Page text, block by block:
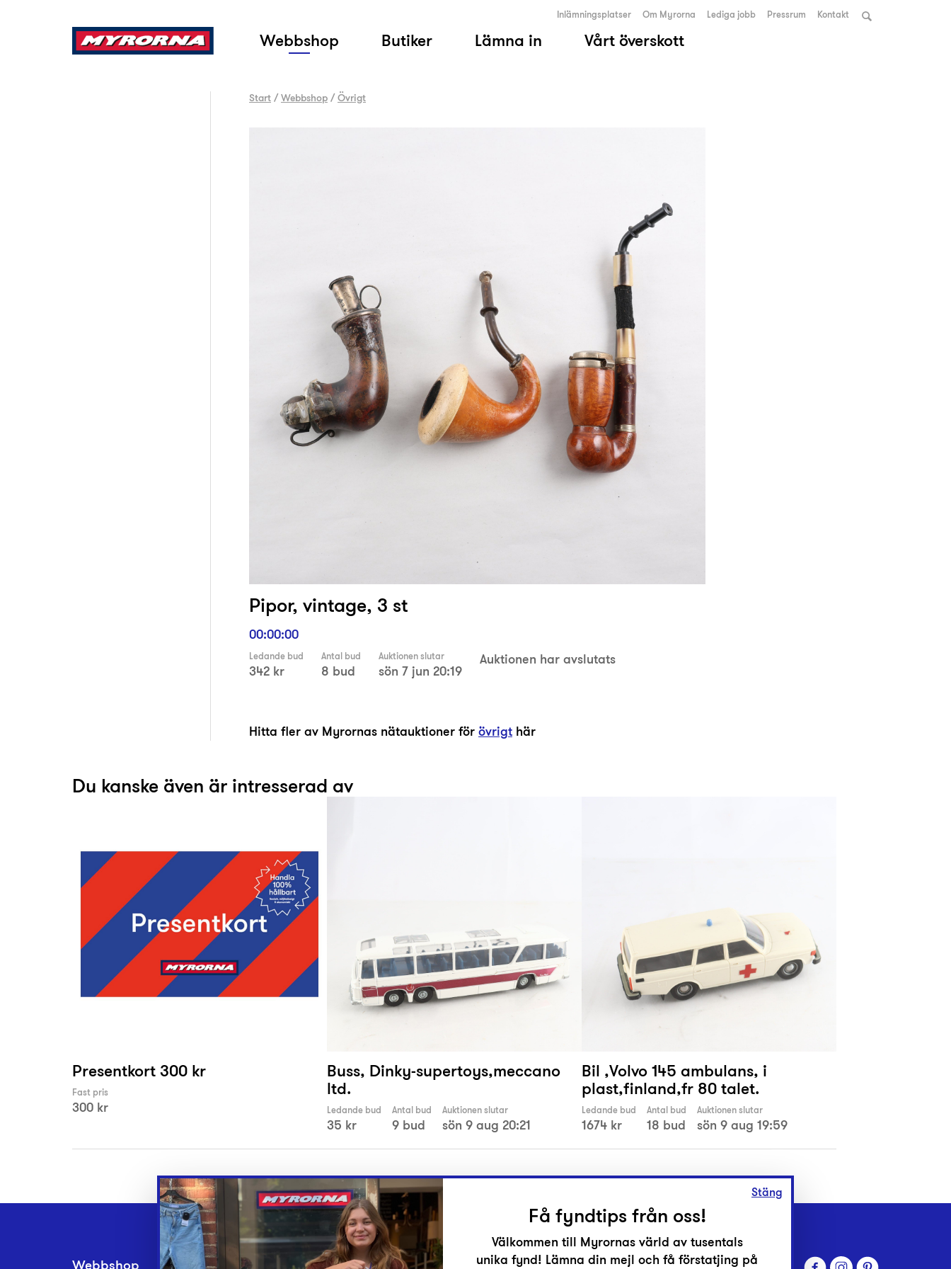
Webbshop Butiker Lämna in Vårt överskott
Inlämningsplatser Om Myrorna Lediga jobb Pressrum Kontakt
Start /Webbshop /Övrigt
Pipor, vintage, 3 st
00:00:00
Ledande bud
342 kr
Antal bud
8 bud
Auktionen slutar
sön 7 jun 20:19
Auktionen har avslutats
Hitta fler av Myrornas nätauktioner förövrigt här
Du kanske även är intresserad av
Presentkort 300 kr
Fast pris
300 kr
Buss, Dinky-supertoys,meccano
ltd.
Ledande bud
35 kr
Antal bud
9 bud
Auktionen slutar
sön 9 aug 20:21
Bil ,Volvo 145 ambulans, i
plast,finland,fr 80 talet.
Ledande bud
1674 kr
Antal bud
18 bud
Auktionen slutar
sön 9 aug 19:59
Stäng
Få fyndtips från oss!
Välkommen till Myrornas värld av tusentals
unika fynd! Lämna din mejl och få förstatjing på